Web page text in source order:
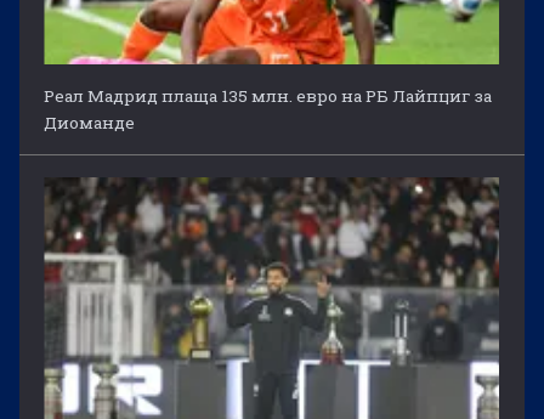
Реал Мадрид плаща 135 млн. евро на РБ Лайпциг за
Диоманде